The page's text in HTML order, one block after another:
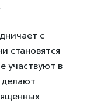
с
становятся
участвуют в